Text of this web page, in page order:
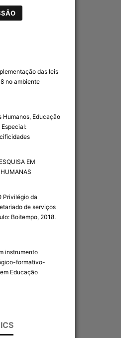
das leis
no ambiente
Humanos, Educação
EM
Privilégio da
de serviços
Boitempo, 2018.
instrumento
formativo-
Educação